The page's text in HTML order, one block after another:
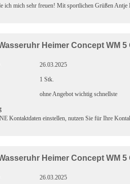
ich mich sehr freuen! Mit sportlichen Grüßen Antje
Heimer Concept WM 5
26.03.2025
1 Stk.
ohne Angebot wichtig schnellste
Kontaktdaten einstellen, nutzen Sie für Ihre
Heimer Concept WM 5
26.03.2025